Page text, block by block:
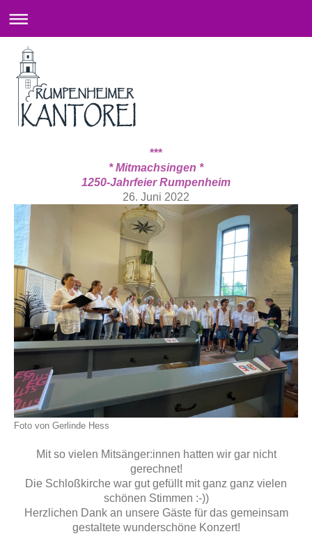
***
* Mitmachsingen *
1250-Jahrfeier Rumpenheim
26. Juni 2022
Foto von Gerlinde Hess
Mit so vielen Mitsänger:innen hatten wir gar nicht
gerechnet!
Die Schloßkirche war gut gefüllt mit ganz ganz vielen
schönen Stimmen :-))
Herzlichen Dank an unsere Gäste für das gemeinsam
gestaltete wunderschöne Konzert!